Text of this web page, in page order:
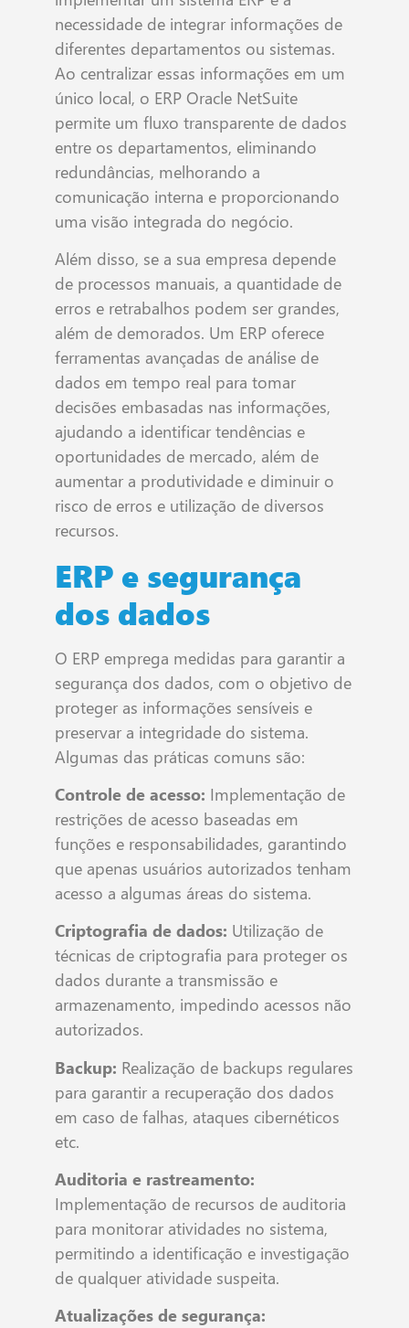
necessidade de integrar informações de
diferentes departamentos ou sistemas.
Ao centralizar essas informações em um
único local, o ERP Oracle NetSuite
permite um fluxo transparente de dados
entre os departamentos, eliminando
redundâncias, melhorando a
comunicação interna e proporcionando
uma visão integrada do negócio.
Além disso, se a sua empresa depende
de processos manuais, a quantidade de
erros e retrabalhos podem ser grandes,
além de demorados. Um ERP oferece
ferramentas avançadas de análise de
dados em tempo real para tomar
decisões embasadas nas informações,
ajudando a identificar tendências e
oportunidades de mercado, além de
aumentar a produtividade e diminuir o
risco de erros e utilização de diversos
recursos.
ERP e segurança
dos dados
O ERP emprega medidas para garantir a
segurança dos dados, com o objetivo de
proteger as informações sensíveis e
preservar a integridade do sistema.
Algumas das práticas comuns são:
Controle de acesso: Implementação de
restrições de acesso baseadas em
funções e responsabilidades, garantindo
que apenas usuários autorizados tenham
acesso a algumas áreas do sistema.
Criptografia de dados: Utilização de
técnicas de criptografia para proteger os
dados durante a transmissão e
armazenamento, impedindo acessos não
autorizados.
Backup: Realização de backups regulares
para garantir a recuperação dos dados
em caso de falhas, ataques cibernéticos
etc.
Auditoria e rastreamento:
Implementação de recursos de auditoria
para monitorar atividades no sistema,
permitindo a identificação e investigação
de qualquer atividade suspeita.
Atualizações de segurança: